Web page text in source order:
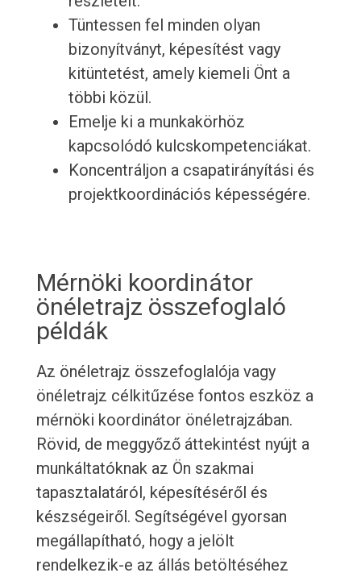
Tüntessen fel minden olyan
bizonyítványt, képesítést vagy
kitüntetést, amely kiemeli Önt a
többi közül.
Emelje ki a munkakörhöz
kapcsolódó kulcskompetenciákat.
Koncentráljon a csapatirányítási és
projektkoordinációs képességére.
Mérnöki koordinátor
önéletrajz összefoglaló
példák
Az önéletrajz összefoglalója vagy
önéletrajz célkitűzése fontos eszköz a
mérnöki koordinátor önéletrajzában.
Rövid, de meggyőző áttekintést nyújt a
munkáltatóknak az Ön szakmai
tapasztalatáról, képesítéséről és
készségeiről. Segítségével gyorsan
megállapítható, hogy a jelölt
rendelkezik-e az állás betöltéséhez